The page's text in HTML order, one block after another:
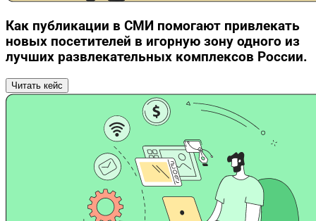
Как публикации в СМИ помогают привлекать
новых посетителей в игорную зону одного из
лучших развлекательных комплексов России.
Читать кейс